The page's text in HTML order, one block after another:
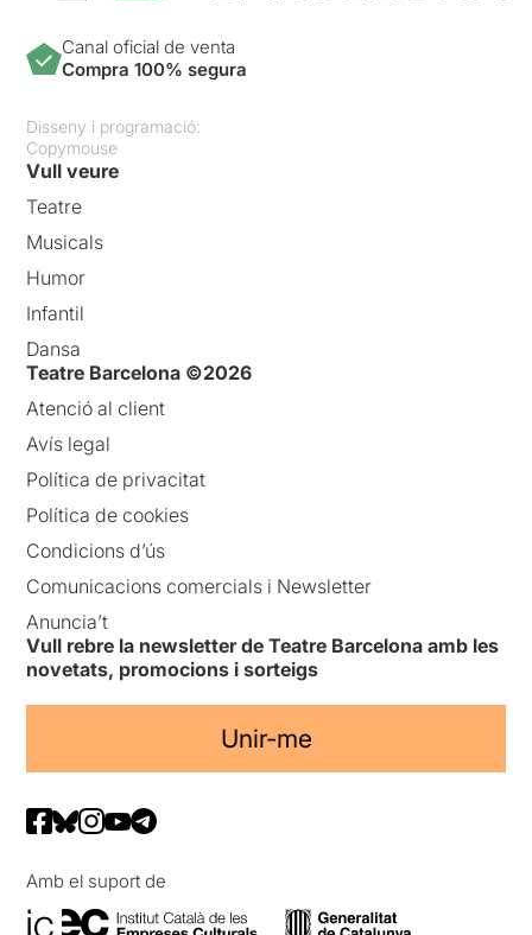
Canal oficial de venta
Compra 100% segura
Disseny i programació:
Copymouse
Vull veure
Teatre
Musicals
Humor
Infantil
Dansa
Teatre Barcelona ©2026
Atenció al client
Avís legal
Política de privacitat
Política de cookies
Condicions d’ús
Comunicacions comercials i Newsletter
Anuncia’t
Vull rebre la newsletter de Teatre Barcelona amb les
novetats, promocions i sorteigs
Unir-me
Amb el suport de